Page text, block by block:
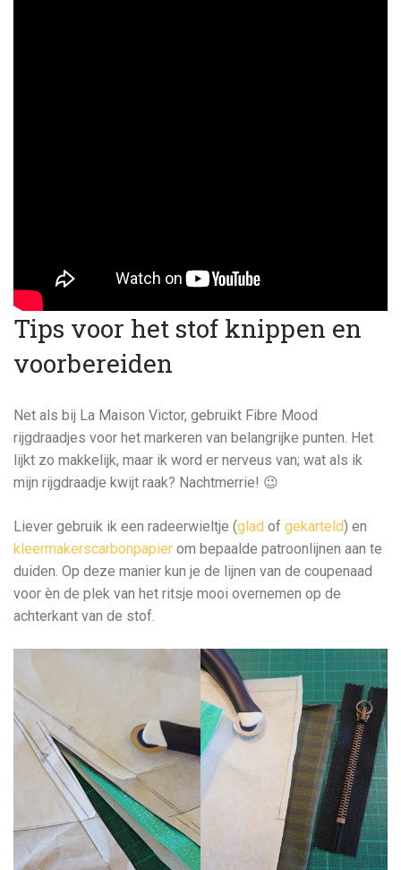
Tips voor het stof knippen en
voorbereiden
Net als bij La Maison Victor, gebruikt Fibre Mood
rijgdraadjes voor het markeren van belangrijke punten. Het
lijkt zo makkelijk, maar ik word er nerveus van; wat als ik
mijn rijgdraadje kwijt raak? Nachtmerrie! 😉
Liever gebruik ik een radeerwieltje (glad of gekarteld) en
kleermakerscarbonpapier om bepaalde patroonlijnen aan te
duiden. Op deze manier kun je de lijnen van de coupenaad
voor èn de plek van het ritsje mooi overnemen op de
achterkant van de stof.